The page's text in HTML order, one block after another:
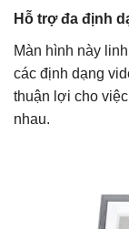
Hỗ trợ đa định
Màn hình này
các định dạng
thuận lợi cho
nhau.